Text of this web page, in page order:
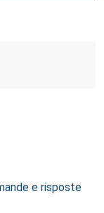
e risposte